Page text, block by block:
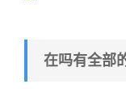
在吗有全部